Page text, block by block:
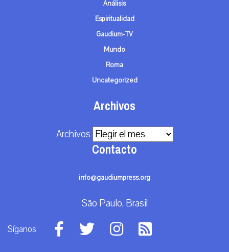
Análisis
Espiritualidad
Gaudium-TV
Mundo
Roma
Uncategorized
Archivos
Archivos
Contacto
info@gaudiumpress.org
São Paulo, Brasil
Síganos